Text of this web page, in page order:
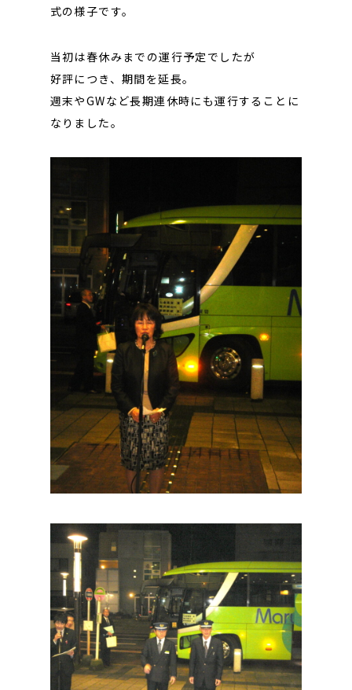
式の様子です。
当初は春休みまでの運行予定でしたが
好評につき、期間を延長。
週末やGWなど長期連休時にも運行することに
なりました。